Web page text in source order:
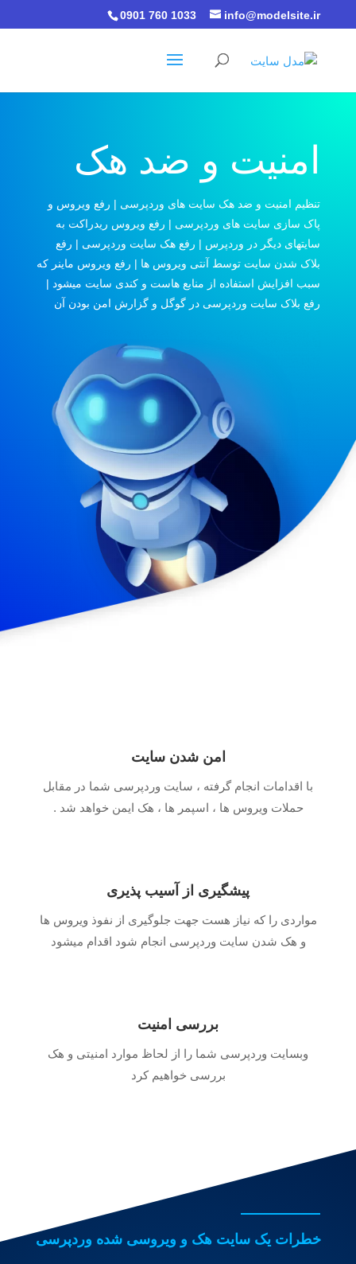
0901 760 1033 info@modelsite.ir
امنیت و ضد هک
تنظیم امنیت و ضد هک سایت های وردپرسی | رفع ویروس و
پاک سازی سایت های وردپرسی | رفع ویروس ریدراکت به
سایتهای دیگر در وردپرس | رفع هک سایت وردپرسی | رفع
بلاک شدن سایت توسط آنتی ویروس ها | رفع ویروس ماینر که
سبب افزایش استفاده از منابع هاست و کندی سایت میشود |
رفع بلاک سایت وردپرسی در گوگل و گزارش امن بودن آن
امن شدن سایت
با اقدامات انجام گرفته ، سایت وردپرسی شما در مقابل
حملات ویروس ها ، اسپمر ها ، هک ایمن خواهد شد .
پیشگیری از آسیب پذیری
مواردی را که نیاز هست جهت جلوگیری از نفوذ ویروس ها
و هک شدن سایت وردپرسی انجام شود اقدام میشود
بررسی امنیت
وبسایت وردپرسی شما را از لحاظ موارد امنیتی و هک
بررسی خواهیم کرد
خطرات یک سایت هک و ویروسی شده وردپرسی